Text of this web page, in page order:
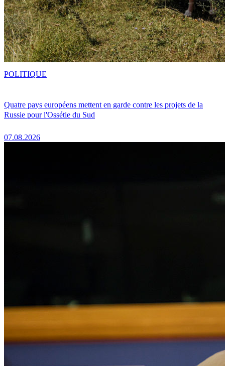
Quatre pays européens mettent en garde contre les projets de la
Russie pour l'Ossétie du Sud
07.08.2026
POLITIQUE